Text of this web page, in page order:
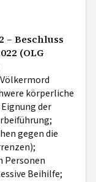
– Beschluss
(OLG
körperliche
der
gegen die
Personen
Beihilfe;